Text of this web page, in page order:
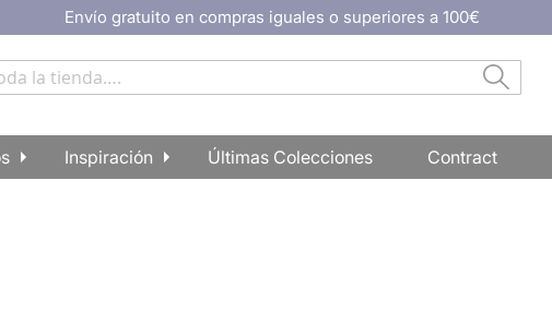
Envío gratuito en compras iguales o superiores a 100€
Inspiración Últimas Colecciones Contract